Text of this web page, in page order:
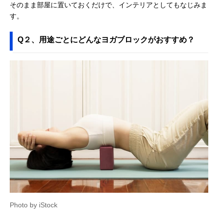
そのまま部屋に置いておくだけで、インテリアとしてもなじみま
す。
Q２、用途ごとにどんなヨガブロックがおすすめ？
Photo by iStock